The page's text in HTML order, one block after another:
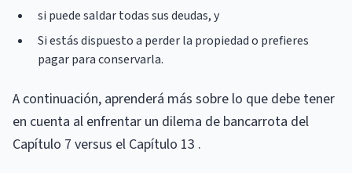
si puede saldar todas sus deudas, y
Si estás dispuesto a perder la propiedad o prefieres
pagar para conservarla.
A continuación, aprenderá más sobre lo que debe tener
en cuenta al enfrentar un dilema de bancarrota del
Capítulo 7 versus el Capítulo 13 .